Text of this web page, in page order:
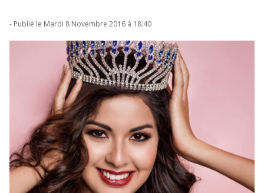
- Publié le Mardi 8 Novembre 2016 à 18:40